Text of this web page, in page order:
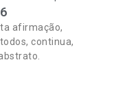
afirmação,
continua,